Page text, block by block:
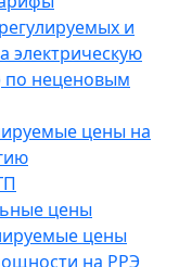
и
электрическую
неценовым
цены на
цены
цены
на РРЭ